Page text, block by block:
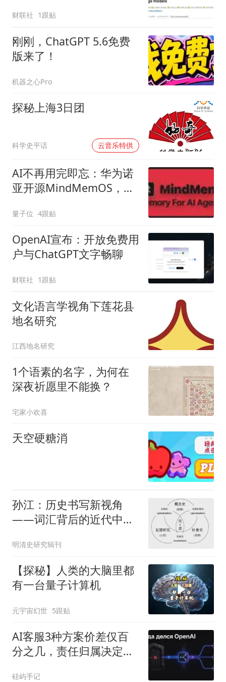
财联社 1跟贴
刚刚，ChatGPT 5.6免费
版来了！
机器之心Pro
探秘上海3日团
科学史平话 云音乐特供 00:00
AI不再用完即忘：华为诺
亚开源MindMemOS，记
量子位 4跟贴
OpenAI宣布：开放免费用
户与ChatGPT文字畅聊
财联社 1跟贴
文化语言学视角下莲花县
地名研究
江西地名研究
1个语素的名字，为何在
深夜祈愿里不能换？
宅家小欢喜
天空硬糖消
孙江：历史书写新视角
——词汇背后的近代中国
明清史研究辑刊
【探秘】人类的大脑里都
有一台量子计算机
元宇宙幻世 5跟贴
AI客服3种方案价差仅百
分之几，责任归属决定成
硅屿手记